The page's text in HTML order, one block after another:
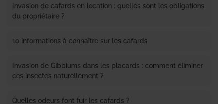
Invasion de cafards en location : quelles sont les obligations
du propriétaire ?
10 informations à connaître sur les cafards
Invasion de Gibbiums dans les placards : comment éliminer
ces insectes naturellement ?
Quelles odeurs font fuir les cafards ?